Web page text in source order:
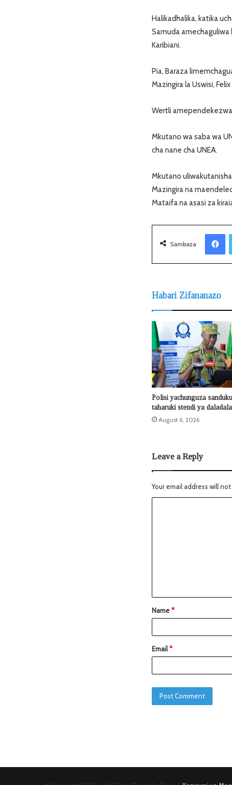
Halikadhalika, katika
Samuda amechaguliwa
Karibiani.
Pia, Baraza
Mazingira la Uswisi,
Wertli amependekezwa
Mkutano wa saba wa
cha nane cha UNEA.
Mkutano
Mazingira na
Mataifa na asasi za
Sambaza
Habari Zifananazo
Polisi yachunguza
taharuki stendi ya daladala
August 6, 2026
Leave a Reply
Your email address will
Name*
Email*